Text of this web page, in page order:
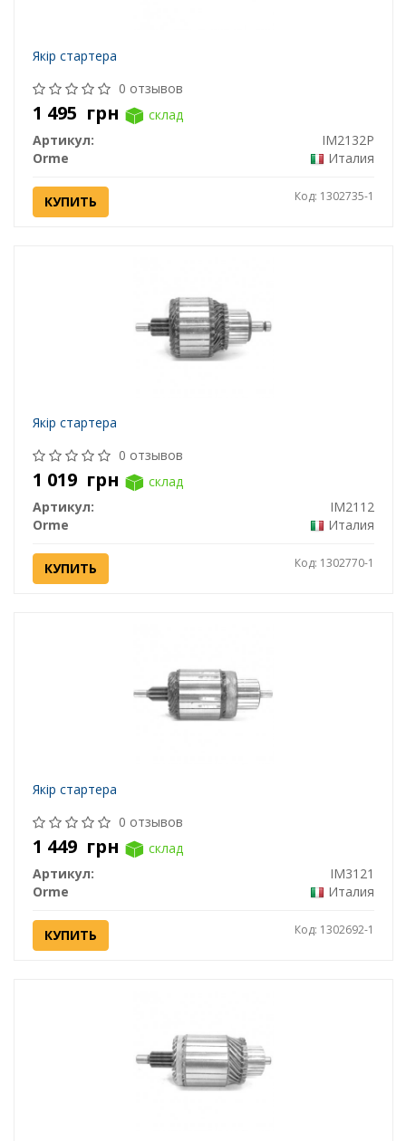
Якір стартера
0 отзывов
1 495 грн
склад
Артикул:
IM2132P
Orme
Италия
КУПИТЬ Код: 1302735-1
Якір стартера
0 отзывов
1 019 грн
склад
Артикул:
IM2112
Orme
Италия
КУПИТЬ Код: 1302770-1
Якір стартера
0 отзывов
1 449 грн
склад
Артикул:
IM3121
Orme
Италия
КУПИТЬ Код: 1302692-1